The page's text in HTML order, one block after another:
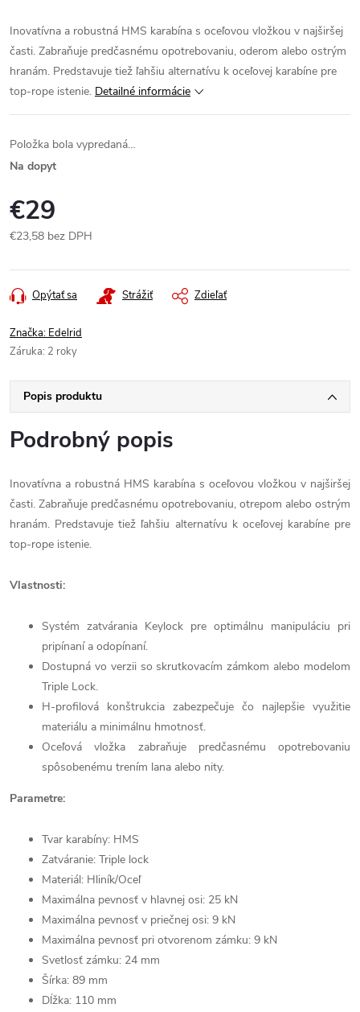
Inovatívna a robustná HMS karabína s oceľovou vložkou v najširšej
časti. Zabraňuje predčasnému opotrebovaniu, oderom alebo ostrým
hranám. Predstavuje tiež ľahšiu alternatívu k oceľovej karabíne pre
top-rope istenie. Detailné informácie
Položka bola vypredaná…
Na dopyt
€29
€23,58 bez DPH
cena:
Opýtať sa Strážiť Zdieľať
Značka: Edelrid
Záruka: 2 roky
Popis produktu
Podrobný popis
Inovatívna a robustná HMS karabína s oceľovou vložkou v najširšej
časti. Zabraňuje predčasnému opotrebovaniu, otrepom alebo ostrým
hranám. Predstavuje tiež ľahšiu alternatívu k oceľovej karabíne pre
top-rope istenie.
Vlastnosti:
Systém zatvárania Keylock pre optimálnu manipuláciu pri
pripínaní a odopínaní.
Dostupná vo verzii so skrutkovacím zámkom alebo modelom
Triple Lock.
H-profilová konštrukcia zabezpečuje čo najlepšie využitie
materiálu a minimálnu hmotnosť.
Oceľová vložka zabraňuje predčasnému opotrebovaniu
spôsobenému trením lana alebo nity.
Parametre:
Tvar karabíny: HMS
Zatváranie: Triple lock
Materiál: Hliník/Oceľ
Maximálna pevnosť v hlavnej osi: 25 kN
Maximálna pevnosť v priečnej osi: 9 kN
Maximálna pevnosť pri otvorenom zámku: 9 kN
Svetlosť zámku: 24 mm
Šírka: 89 mm
Dĺžka: 110 mm